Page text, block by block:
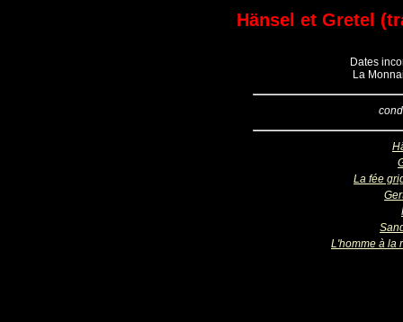
Hänsel et Gretel
Dates
La
La fée
L'homme à la